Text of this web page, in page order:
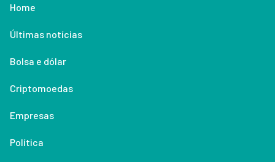
Home
Últimas notícias
Bolsa e dólar
Criptomoedas
Empresas
Política